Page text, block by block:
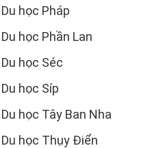
Du học Pháp
Du học Phần Lan
Du học Séc
Du học Síp
Du học Tây Ban Nha
Du học Thụy Điển